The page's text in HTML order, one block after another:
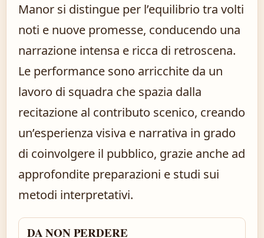
Manor si distingue per l’equilibrio tra volti
noti e nuove promesse, conducendo una
narrazione intensa e ricca di retroscena.
Le performance sono arricchite da un
lavoro di squadra che spazia dalla
recitazione al contributo scenico, creando
un’esperienza visiva e narrativa in grado
di coinvolgere il pubblico, grazie anche ad
approfondite preparazioni e studi sui
metodi interpretativi.
DA NON PERDERE